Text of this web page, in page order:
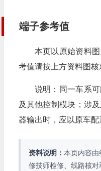
端子参考值
本页以原始资料
考值请按上方资料图核
说明：同一车系
及其他控制模块；涉
器输出时，应以原车配
资料说明： 本页内容由
修技师检修、线路核